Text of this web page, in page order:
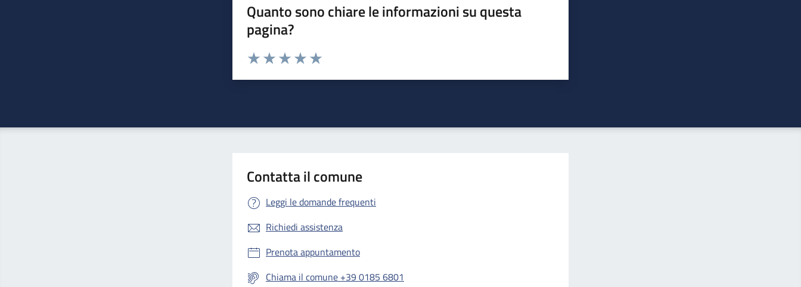
Quanto sono chiare le informazioni su questa
pagina?
Valuta da 1 a 5 stelle la pagina
Contatta il comune
Leggi le domande frequenti
Richiedi assistenza
Prenota appuntamento
Chiama il comune +39 0185 6801